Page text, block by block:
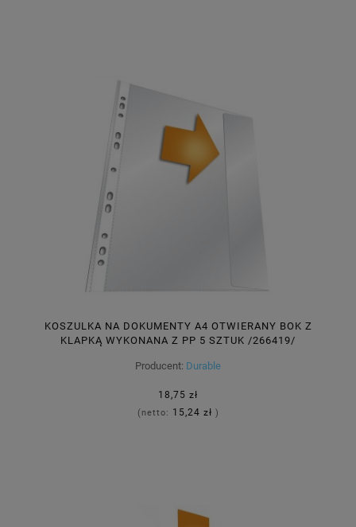
KOSZULKA NA DOKUMENTY A4 OTWIERANY BOK Z
KLAPKĄ WYKONANA Z PP 5 SZTUK /266419/
Producent: Durable
18,75 zł
(netto: 15,24 zł )